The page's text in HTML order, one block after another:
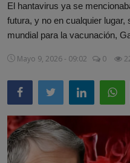
De los suscriptores
Noticias
Prensa
Moda
Negocios
Misterios
El hantavirus ya se
futura, y no en cualquier lugar,
mundial para la vacunación,
Mayo 9, 2026 - 09:02 0